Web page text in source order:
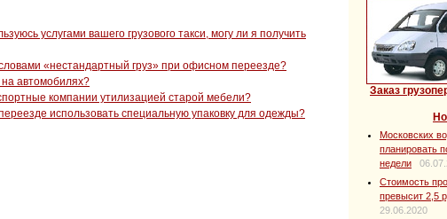
услугами вашего грузового такси, могу ли я получить
«нестандартный груз» при офисном переезде?
автомобилях?
компании утилизацией старой мебели?
использовать специальную упаковку для одежды?
Заказ
Московских
планировать
недели
Стоимость
превысит 2,5
29.06.2020